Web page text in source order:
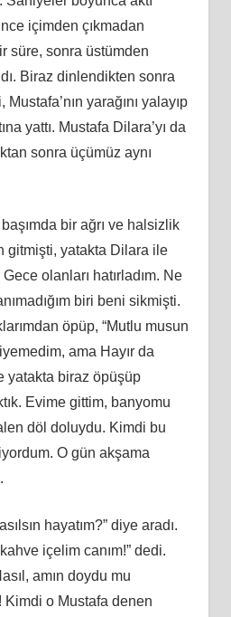
içimden çıkmadan
süre, sonra üstümden
Biraz dinlendikten sonra
yarağını yalayıp
yattı. Mustafa Dilara’yı da
sonra üçümüz aynı
bir ağrı ve halsizlik
gitmişti, yatakta Dilara ile
olanları hatırladım. Ne
biri beni sikmişti.
öpüp, “Mutlu musun
ama Hayır da
yatakta biraz öpüşüp
Evime gittim, banyomu
döl doluydu. Kimdi bu
O gün akşama
hayatım?” diye aradı.
içelim canım!” dedi.
amın doydu mu
Kimdi o Mustafa denen